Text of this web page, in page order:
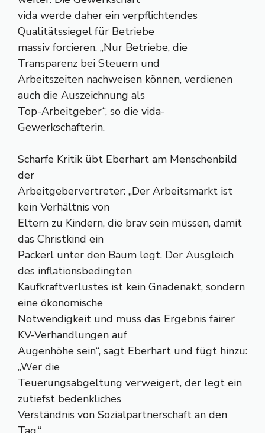
vida werde daher ein verpflichtendes
Qualitätssiegel für Betriebe
massiv forcieren. „Nur Betriebe, die
Transparenz bei Steuern und
Arbeitszeiten nachweisen können, verdienen
auch die Auszeichnung als
Top-Arbeitgeber“, so die vida-
Gewerkschafterin.
Scharfe Kritik übt Eberhart am Menschenbild
der
Arbeitgebervertreter: „Der Arbeitsmarkt ist
kein Verhältnis von
Eltern zu Kindern, die brav sein müssen, damit
das Christkind ein
Packerl unter den Baum legt. Der Ausgleich
des inflationsbedingten
Kaufkraftverlustes ist kein Gnadenakt, sondern
eine ökonomische
Notwendigkeit und muss das Ergebnis fairer
KV-Verhandlungen auf
Augenhöhe sein“, sagt Eberhart und fügt hinzu:
„Wer die
Teuerungsabgeltung verweigert, der legt ein
zutiefst bedenkliches
Verständnis von Sozialpartnerschaft an den